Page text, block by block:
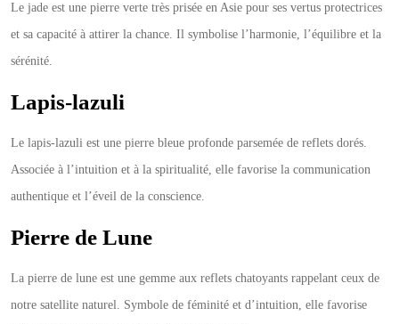
Le jade est une pierre verte très prisée en Asie pour ses vertus protectrices
et sa capacité à attirer la chance. Il symbolise l’harmonie, l’équilibre et la
sérénité.
Lapis-lazuli
Le lapis-lazuli est une pierre bleue profonde parsemée de reflets dorés.
Associée à l’intuition et à la spiritualité, elle favorise la communication
authentique et l’éveil de la conscience.
Pierre de Lune
La pierre de lune est une gemme aux reflets chatoyants rappelant ceux de
notre satellite naturel. Symbole de féminité et d’intuition, elle favorise